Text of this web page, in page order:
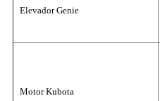
Elevador Genie
Motor Kubota